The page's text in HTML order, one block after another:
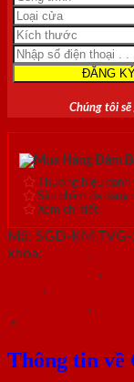
Chúng tôi
Thương hiệu
Sản phẩm đa
Xem chi tiết:
Mã: SGD-KM.TVG-
khóa:
,
,
,
,
Thông tin về